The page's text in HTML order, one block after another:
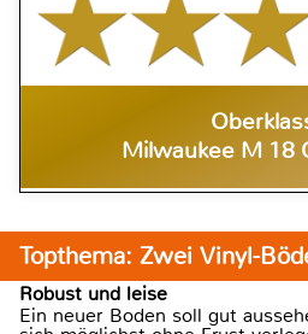
Milwaukee M 18
Topthema: Zwei Vinyl-
Robust und leise
Ein neuer Boden soll gut